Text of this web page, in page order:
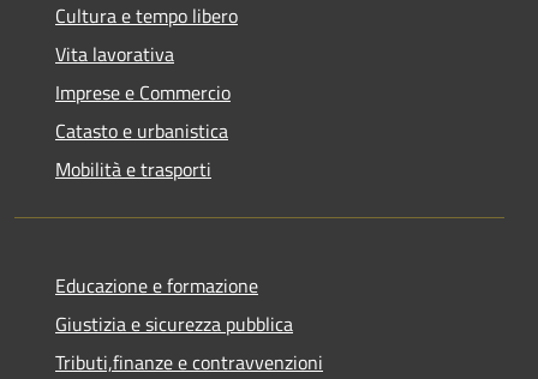
Cultura e tempo libero
Vita lavorativa
Imprese e Commercio
Catasto e urbanistica
Mobilità e trasporti
Educazione e formazione
Giustizia e sicurezza pubblica
Tributi,finanze e contravvenzioni